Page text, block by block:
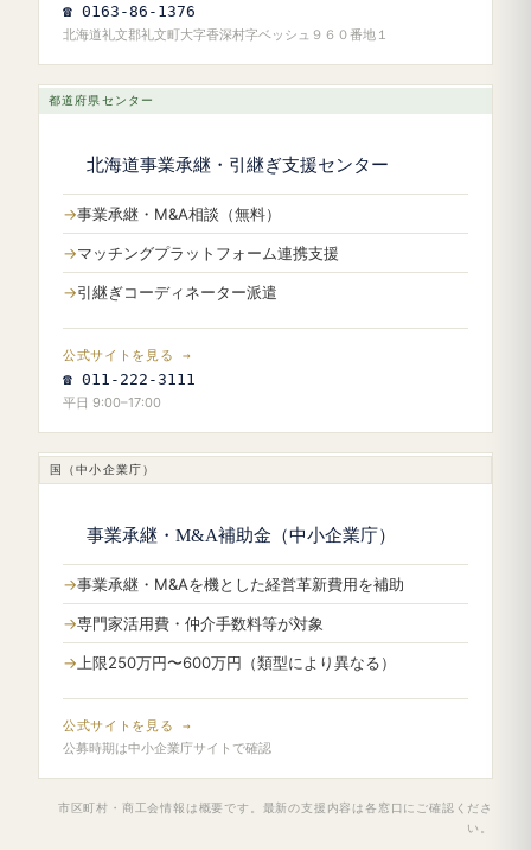
☎ 0163-86-1376
北海道礼文郡礼文町大字香深村字ベッシュ９６０番地１
都道府県センター
北海道事業承継・引継ぎ支援センター
事業承継・M&A相談（無料）
マッチングプラットフォーム連携支援
引継ぎコーディネーター派遣
公式サイトを見る →
☎ 011-222-3111
平日 9:00–17:00
国（中小企業庁）
事業承継・M&A補助金（中小企業庁）
事業承継・M&Aを機とした経営革新費用を補助
専門家活用費・仲介手数料等が対象
上限250万円〜600万円（類型により異なる）
公式サイトを見る →
公募時期は中小企業庁サイトで確認
市区町村・商工会情報は概要です。最新の支援内容は各窓口にご確認くださ
い。